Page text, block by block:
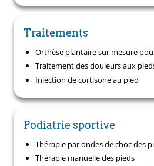
Traitements
Orthèse plantaire sur mesure
Traitement des douleurs aux
Injection de cortisone au pied
Podiatrie sportive
Thérapie par ondes de choc des
Thérapie manuelle des pieds